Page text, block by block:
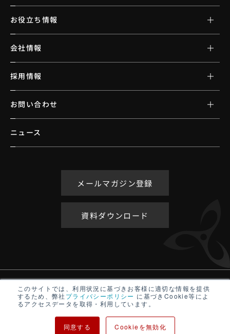
このサイトでは、利用状況に基づきお客様に適切な情報を提供
するため、弊社 プライバシーポリシー に基づきCookie等によ
るアクセスデータを取得・利用しています。
同意する Cookieを無効化
お役立ち情報
会社情報
採用情報
お問い合わせ
ニュース
メールマガジン登録
資料ダウンロード
アクセシビリティポリシー
サイトマップ
プライバシーポリシー